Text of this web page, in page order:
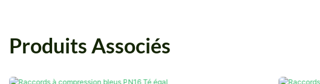
Produits Associés